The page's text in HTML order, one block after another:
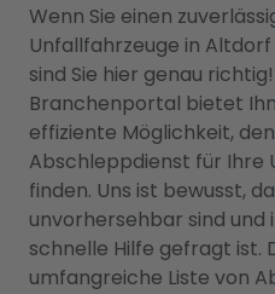
Wenn Sie einen
Unfallfahrzeuge in
sind Sie hier genau
Branchenportal bietet
effiziente Möglichkeit,
Abschleppdienst für Ihre
finden. Uns ist bewusst,
unvorhersehbar sind und
schnelle Hilfe gefragt ist.
umfangreiche Liste von